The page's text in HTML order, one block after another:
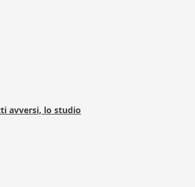
avversi, lo studio